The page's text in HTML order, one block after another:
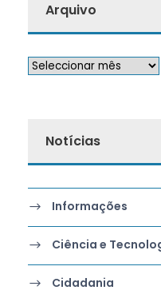
Arquivo
Notícias
Informações
Ciência e
Cidadania